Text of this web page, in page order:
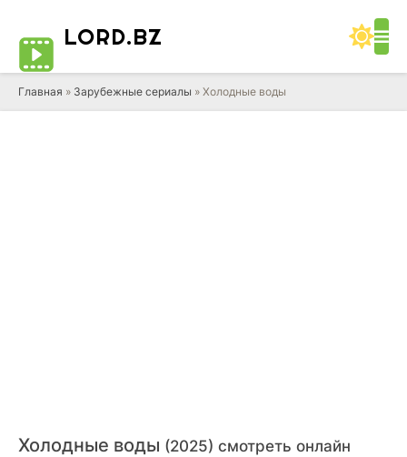
LORD.BZ
Главная » Зарубежные сериалы » Холодные воды
Холодные воды (2025) смотреть онлайн